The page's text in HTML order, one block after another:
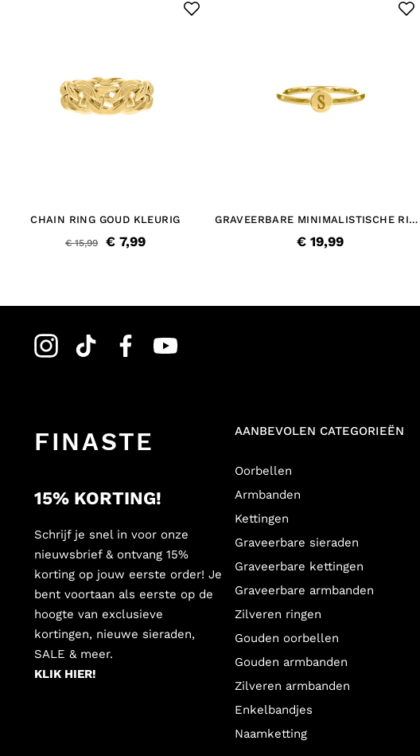
CHAIN RING GOUD KLEURIG
€ 7,99
€ 15,99
GRAVEERBARE MINIMALISTISCHE RING
€ 19,99
FINASTE
15% KORTING!
Schrijf je snel in voor onze
nieuwsbrief & ontvang 15%
korting op jouw eerste order! Je
bent voortaan als eerste op de
hoogte van exclusieve
kortingen, nieuwe sieraden,
SALE & meer.
KLIK HIER!
AANBEVOLEN CATEGORIEËN
Oorbellen
Armbanden
Kettingen
Graveerbare sieraden
Graveerbare kettingen
Graveerbare armbanden
Zilveren ringen
Gouden oorbellen
Gouden armbanden
Zilveren armbanden
Enkelbandjes
Naamketting